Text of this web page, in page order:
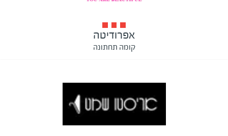
אפרודיטה
קומה תחתונה